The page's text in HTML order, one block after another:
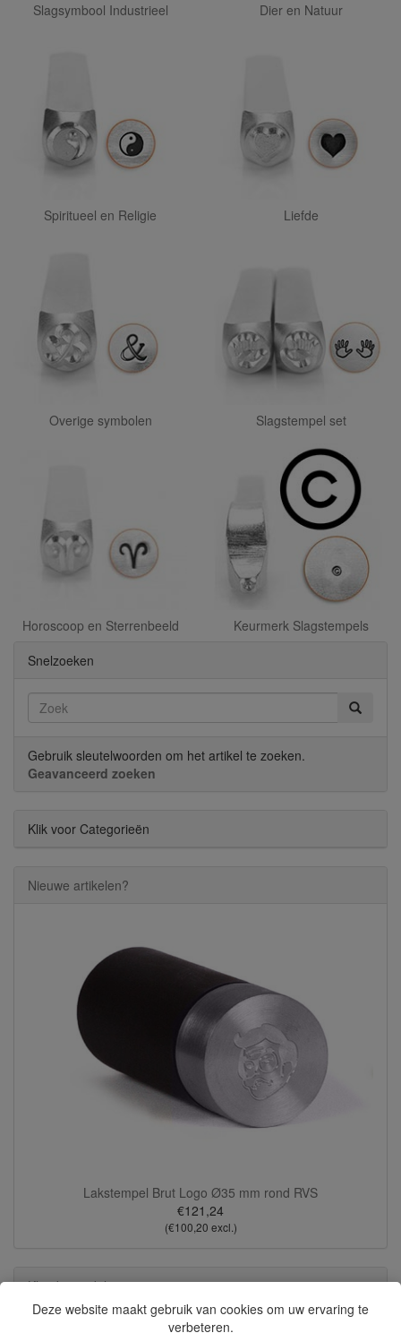
Deze website maakt gebruik van cookies om uw ervaring te
verbeteren.
Slagsymbool Industrieel Dier en Natuur
Spiritueel en Religie Liefde
Overige symbolen Slagstempel set
Horoscoop en Sterrenbeeld
Keurmerk Slagstempels
Snelzoeken
Gebruik sleutelwoorden om het artikel te zoeken.
Geavanceerd zoeken
Klik voor Categorieën
Nieuwe artikelen?
Lakstempel Brut Logo Ø35 mm rond RVS
€121,24
(€100,20 excl.)
Klantbeoordelingen